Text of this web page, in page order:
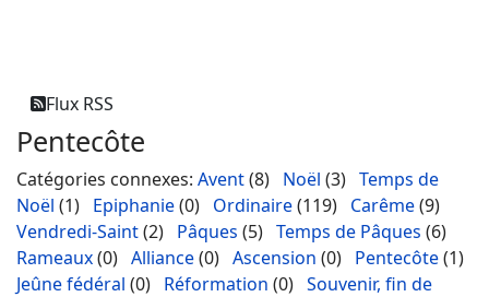
Flux RSS
Pentecôte
Catégories connexes: Avent(8) Noël (3) Temps de
Noël (1) Epiphanie(0) Ordinaire(119) Carême(9)
Vendredi-Saint(2) Pâques (5) Temps de Pâques (6)
Rameaux(0) Alliance(0) Ascension (0) Pentecôte(1)
Jeûne fédéral (0) Réformation (0) Souvenir, fin de